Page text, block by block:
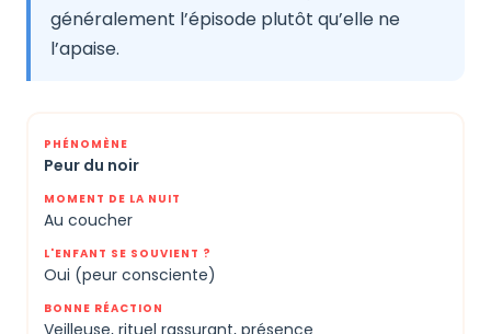
généralement l’épisode plutôt qu’elle ne
l’apaise.
Peur du noir
Au coucher
Oui (peur consciente)
Veilleuse, rituel rassurant, présence